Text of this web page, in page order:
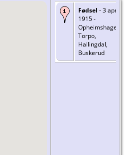
Fødsel - 3 apr.
1915 -
Opheimshagen,
Torpo,
Hallingdal,
Buskerud